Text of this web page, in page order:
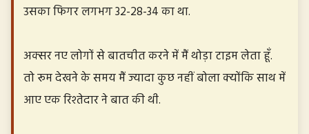
उसका फिगर लगभग 32-28-34 का था.
अक्सर नए लोगों से बातचीत करने में मैं थोड़ा टाइम लेता हूँ.
तो रूम देखने के समय मैं ज्यादा कुछ नहीं बोला क्योंकि साथ में
आए एक रिश्तेदार ने बात की थी.